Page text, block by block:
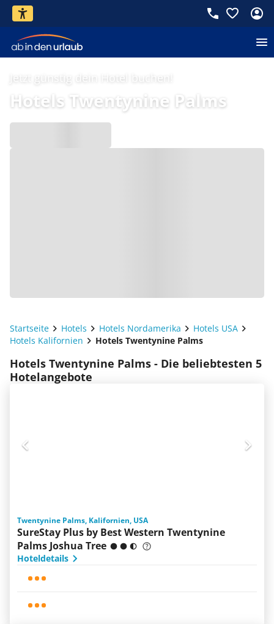
Jetzt günstig dein Hotel buchen!
Hotels Twentynine Palms
Startseite Hotels Hotels Nordamerika
Hotels USA
Hotels Kalifornien
Hotels Twentynine Palms
Hotels Twentynine Palms - Die beliebtesten 5
Hotelangebote
Twentynine Palms, Kalifornien, USA
SureStay Plus by Best Western Twentynine
Palms Joshua Tree
Hoteldetails